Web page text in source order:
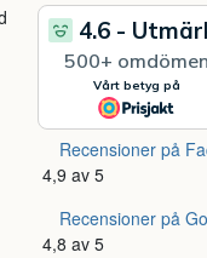
Recensioner på
4,9 av 5
Recensioner på
4,8 av 5